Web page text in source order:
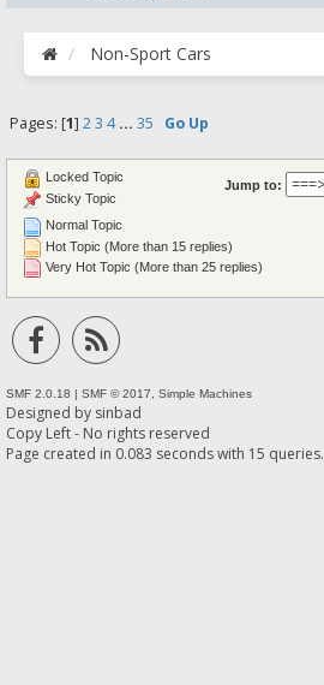
Non-Sport Cars
Pages: [1] 2 3 4 ... 35 Go Up
Jump to:
Normal Topic
Hot Topic (More than 15 replies)
Very Hot Topic (More than 25 replies)
Locked Topic
Sticky Topic
SMF 2.0.18 | SMF © 2017 Simple Machines
Designed by sinbad
Copy Left - No rights reserved
Page created in 0.083 seconds with 15 queries.